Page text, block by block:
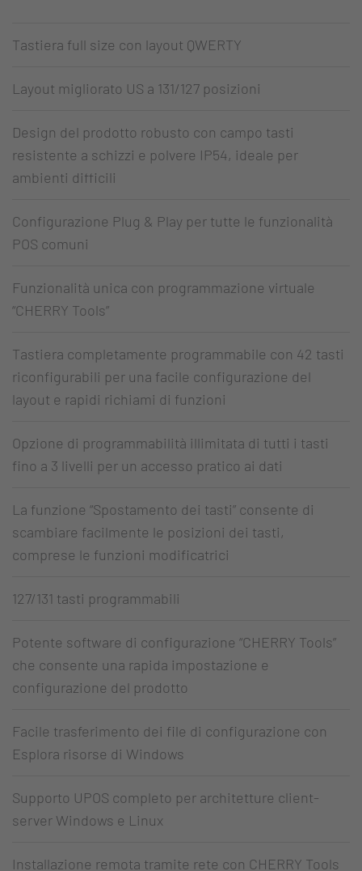
Tastiera full size con layout QWERTY
Layout migliorato US a 131/127 posizioni
Design del prodotto robusto con campo tasti
resistente a schizzi e polvere IP54, ideale per
ambienti difficili
Configurazione Plug & Play per tutte le funzionalità
POS comuni
Funzionalità unica con programmazione virtuale
“CHERRY Tools”
Tastiera completamente programmabile con 42 tasti
riconfigurabili per una facile configurazione del
layout e rapidi richiami di funzioni
Opzione di programmabilità illimitata di tutti i tasti
fino a 3 livelli per un accesso pratico ai dati
La funzione “Spostamento dei tasti” consente di
scambiare facilmente le posizioni dei tasti,
comprese le funzioni modificatrici
127/131 tasti programmabili
Potente software di configurazione “CHERRY Tools”
che consente una rapida impostazione e
configurazione del prodotto
Facile trasferimento dei file di configurazione con
Esplora risorse di Windows
Supporto UPOS completo per architetture client-
server Windows e Linux
Installazione remota tramite rete con CHERRY Tools